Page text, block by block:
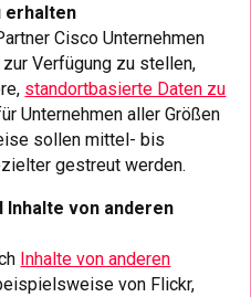
erhalten
Cisco Unternehmen
Verfügung zu stellen,
standortbasierte Daten zu
Unternehmen aller Größen
sollen mittel- bis
gestreut werden.
Inhalte von anderen
Inhalte von anderen
von Flickr,